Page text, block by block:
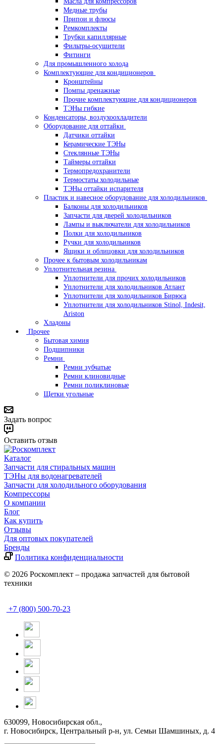
Медные трубы
Припои и флюсы
Ремкомплекты
Трубки капиллярные
Фильтры-осушители
Фитинги
Для промышленного холода
Комплектующие для кондиционеров
Кронштейны
Помпы дренажные
Прочие комплектующие для кондиционеров
ТЭНы гибкие
Конденсаторы, воздухоохладители
Оборудование для оттайки
Датчики оттайки
Керамические ТЭНы
Стеклянные ТЭНы
Таймеры оттайки
Термопредохранители
Термостаты холодильные
ТЭНы оттайки испарителя
Пластик и навесное оборудование для холодильников
Балконы для холодильников
Запчасти для дверей холодильников
Лампы и выключатели для холодильников
Полки для холодильников
Ручки для холодильников
Ящики и облицовки для холодильников
Прочее к бытовым холодильникам
Уплотнительная резина
Уплотнители для прочих холодильников
Уплотнители для холодильников Атлант
Уплотнители для холодильников Бирюса
Уплотнители для холодильников Stinol, Indesit,
Ariston
Хладоны
Прочее
Бытовая химия
Подшипники
Ремни
Ремни зубчатые
Ремни клиновидные
Ремни поликлиновые
Щетки угольные
Задать вопрос
Оставить отзыв
Каталог
Запчасти для стиральных машин
ТЭНы для водонагревателей
Запчасти для холодильного оборудования
Компрессоры
О компании
Блог
Как купить
Отзывы
Для оптовых покупателей
Бренды
Политика конфиденциальности
© 2026 Роскомплект – продажа запчастей для бытовой
техники
+7 (800) 500-70-23
630099, Новосибирская обл.,
г. Новосибирск, Центральный р-н, ул. Семьи Шамшиных, д. 4